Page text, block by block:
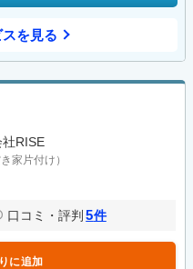
を見る
RISE
家片付け）
口コミ・評判 5件
に追加